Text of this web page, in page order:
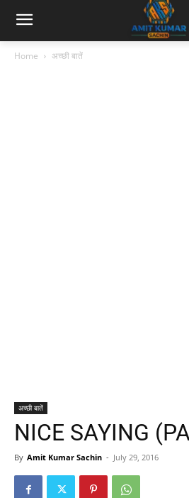
Home अच्छी बातें
अच्छी बातें
NICE SAYING
By Amit Kumar Sachin - July 29, 2016